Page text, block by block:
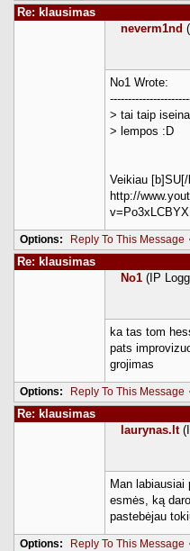
Re: klausimas
neverm1nd
No1 Wrote:
> tai taip
> lempos :D
Veikiau
http://
Options: Reply To This Message
Re: klausimas
No1 (IP
ka tas tom
pats
grojimas
Options: Reply To This Message
Re: klausimas
laurynas.lt
Man
esmės, ką
pastebėjau
Options: Reply To This Message